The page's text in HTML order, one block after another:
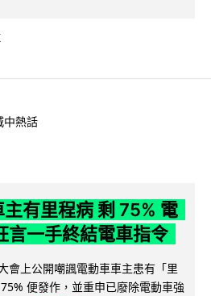
中熱話
有里程病 剩 75% 電
言一手終結電車指令
會上公開嘲諷電動車車主患有「里
便發作，並重申已廢除電動車強